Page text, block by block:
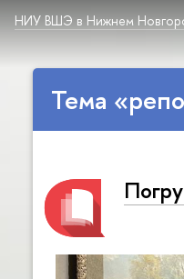
НИУ ВШЭ в Нижнем
Тема